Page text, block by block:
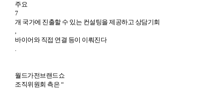
주요
7
개 국가에 진출할 수 있는 컨설팅을 제공하고 상담기회
,
바이어와 직접 연결 등이 이뤄진다
.
월드가전브랜드쇼
조직위원회 측은 “